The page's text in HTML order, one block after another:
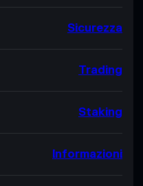
Sicurezza
Trading
Staking
Informazioni